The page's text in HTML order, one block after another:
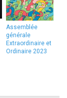
Assemblée
générale
Extraordinaire et
Ordinaire 2023